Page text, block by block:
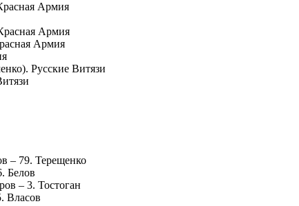
Армия
Армия
Армия
Русские Витязи
– 79. Терещенко
Белов
– 3. Тостоган
Власов